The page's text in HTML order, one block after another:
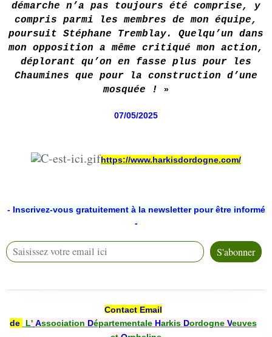
démarche n’a pas toujours été comprise, y
compris parmi les membres de mon équipe,
poursuit Stéphane Tremblay. Quelqu’un dans
mon opposition a même critiqué mon action,
déplorant qu’on en fasse plus pour les
Chaumines que pour la construction d’une
mosquée ! »
07/05/2025
https://www.harkisdordogne.com/
- Inscrivez-vous gratuitement à la newsletter pour être informé
-
Contact Email
de
L' Association DépartementaleHarkis DordogneVeuves